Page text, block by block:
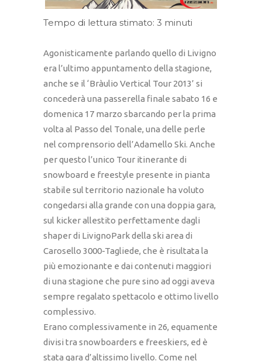
Tempo di lettura stimato: 3 minuti
Agonisticamente parlando quello di Livigno
era l’ultimo appuntamento della stagione,
anche se il ‘Bràulio Vertical Tour 2013’ si
concederà una passerella finale sabato 16 e
domenica 17 marzo sbarcando per la prima
volta al Passo del Tonale, una delle perle
nel comprensorio dell’Adamello Ski. Anche
per questo l’unico Tour itinerante di
snowboard e freestyle presente in pianta
stabile sul territorio nazionale ha voluto
congedarsi alla grande con una doppia gara,
sul kicker allestito perfettamente dagli
shaper di LivignoPark della ski area di
Carosello 3000-Tagliede, che è risultata la
più emozionante e dai contenuti maggiori
di una stagione che pure sino ad oggi aveva
sempre regalato spettacolo e ottimo livello
complessivo.
Erano complessivamente in 26, equamente
divisi tra snowboarders e freeskiers, ed è
stata gara d’altissimo livello. Come nel